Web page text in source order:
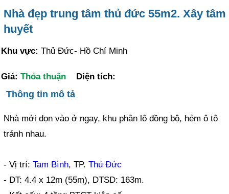
Nhà đẹp trung tâm thủ đức 55m2. Xây tâm
huyết
Khu vực: Thủ Đức- Hồ Chí Minh
Giá:Thỏa thuận Diện tích:
Thông tin mô tả
Nhà mới dọn vào ở ngay, khu phân lô đồng bộ, hẻm ô tô
tránh nhau.
- Vị trí:Tam Bình, TP.Thủ Đức
- DT: 4.4 x 12m (55m), DTSD: 163m.